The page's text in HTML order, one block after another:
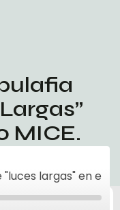
MICE.